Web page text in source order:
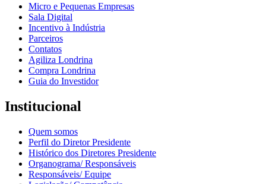
Micro e Pequenas Empresas
Sala Digital
Incentivo à Indústria
Parceiros
Contatos
Agiliza Londrina
Compra Londrina
Guia do Investidor
Institucional
Quem somos
Perfil do Diretor Presidente
Histórico dos Diretores Presidente
Organograma/ Responsáveis
Responsáveis/ Equipe